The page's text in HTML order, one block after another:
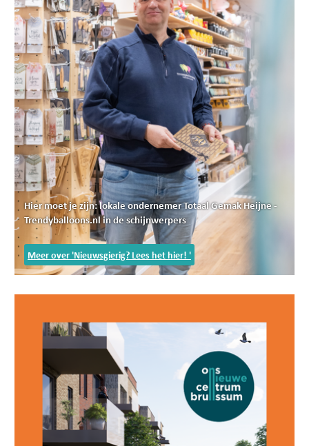
Hier moet je zijn: lokale ondernemer Totaal Gemak Heijne -
Trendyballoons.nl in de schijnwerpers
Meer over 'Nieuwsgierig? Lees het hier! '